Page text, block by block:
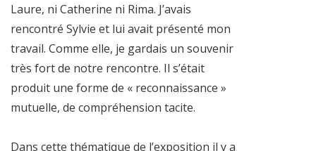
Laure, ni Catherine ni Rima. J’avais
rencontré Sylvie et lui avait présenté mon
travail. Comme elle, je gardais un souvenir
très fort de notre rencontre. Il s’était
produit une forme de « reconnaissance »
mutuelle, de compréhension tacite.
Dans cette thématique de l’exposition il y a